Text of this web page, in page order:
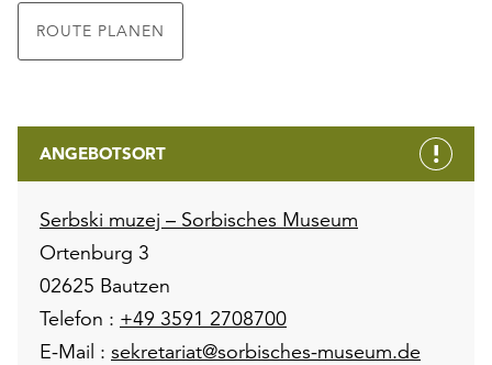
ROUTE PLANEN
ANGEBOTSORT
Serbski muzej – Sorbisches Museum
Ortenburg 3
02625 Bautzen
Telefon : +49 3591 2708700
E-Mail : sekretariat@sorbisches-museum.de